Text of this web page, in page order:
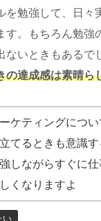
を勉強して、日々
す。もちろん勉強
ないときもあるで
の達成感は素晴ら
ケティングについ
てるときも意識
しながらすぐに
くなりますよ